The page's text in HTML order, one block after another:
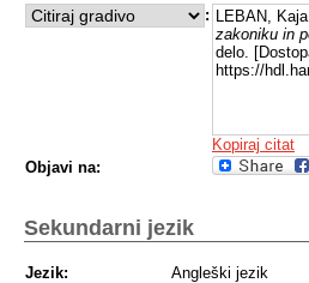
: LEBAN,
zakoniku in
delo.
https://
Kopiraj citat
Objavi na:
Sekundarni jezik
Jezik:
Angleški jezik